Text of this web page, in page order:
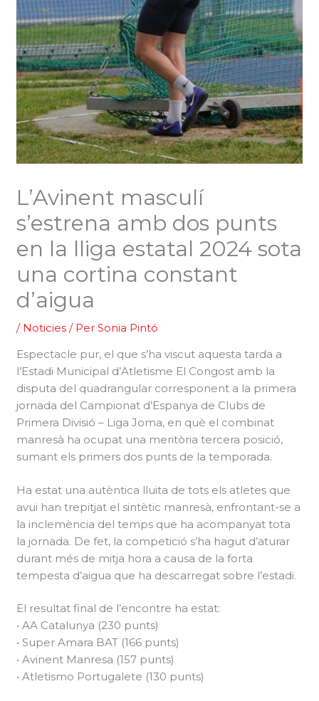
L’Avinent masculí
s’estrena amb dos punts
en la lliga estatal 2024 sota
una cortina constant
d’aigua
/ Noticies / Per Sonia Pintó
Espectacle pur, el que s’ha viscut aquesta tarda a
l’Estadi Municipal d’Atletisme El Congost amb la
disputa del quadrangular corresponent a la primera
jornada del Campionat d’Espanya de Clubs de
Primera Divisió – Liga Joma, en què el combinat
manresà ha ocupat una meritòria tercera posició,
sumant els primers dos punts de la temporada.
Ha estat una autèntica lluita de tots els atletes que
avui han trepitjat el sintètic manresà, enfrontant-se a
la inclemència del temps que ha acompanyat tota
la jornada. De fet, la competició s’ha hagut d’aturar
durant més de mitja hora a causa de la forta
tempesta d’aigua que ha descarregat sobre l’estadi.
El resultat final de l’encontre ha estat:
• AA Catalunya (230 punts)
• Super Amara BAT (166 punts)
• Avinent Manresa (157 punts)
• Atletismo Portugalete (130 punts)